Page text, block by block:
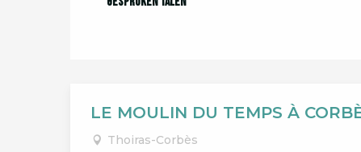
LE MOULIN DU TEMPS À
Thoiras-Corbès